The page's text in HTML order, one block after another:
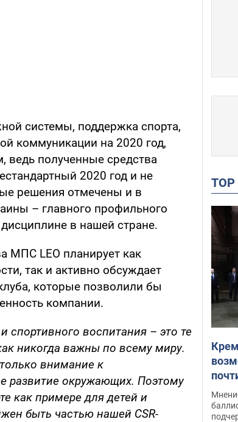
системы, поддержка спорта,
коммуникации на 2020 год,
ведь полученные средства
2020 год и не
решения отмечены и в
– главного профильного
в нашей стране.
МПС LEO планирует как
так и активно обсуждает
которые позволили бы
компании.
спортивного воспитания – это те
никогда важны по всему миру.
внимание к
развитие окружающих. Поэтому
как примере для детей и
быть частью нашей CSR-